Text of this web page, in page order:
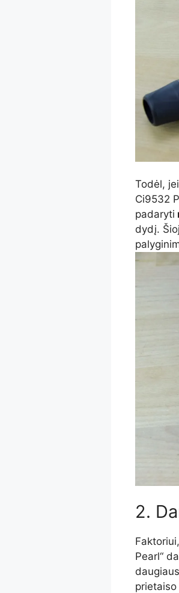
Todėl,
Ci9532
padaryti
dydį.
2.
Pearl“
prietaiso